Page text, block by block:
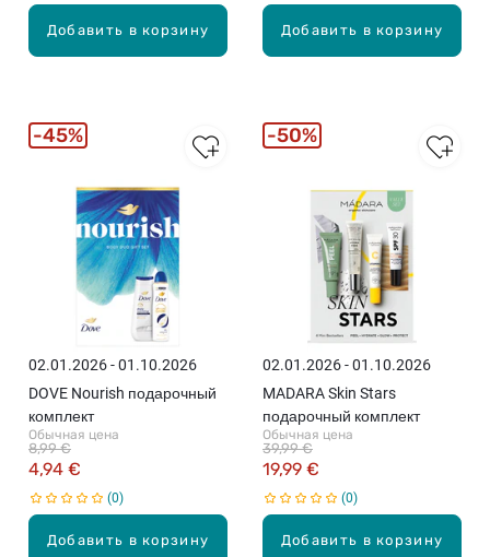
Добавить в корзину Добавить в корзину
Добавить в корзину
02.01.2026 - 01.10.2026
DOVE Nourish подарочный
комплект
Обычная цена
4,94 €
8,99 €
0
45%
Добавить в корзину
02.01.2026 - 01.10.2026
MADARA Skin Stars
подарочный комплект
Обычная цена
19,99 €
39,99 €
0
50%